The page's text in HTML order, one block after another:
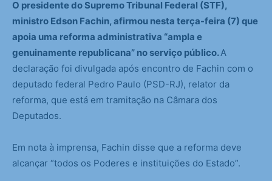
O presidente do Supremo Tribunal Federal (STF),
ministro Edson Fachin, afirmou nesta terça-feira (7) que
apoia uma reforma administrativa “ampla e
genuinamente republicana” no serviço público.A
declaração foi divulgada após encontro de Fachin com o
deputado federal Pedro Paulo (PSD-RJ), relator da
reforma, que está em tramitação na Câmara dos
Deputados.
Em nota à imprensa, Fachin disse que a reforma deve
alcançar “todos os Poderes e instituições do Estado”.